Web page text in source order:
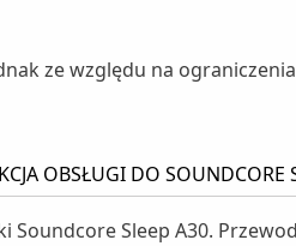
ze względu na
OBSŁUGI DO SOUNDCORE
Sleep A30.